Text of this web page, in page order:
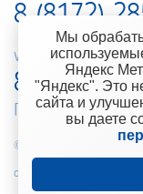
8 (8172)
web-
8 900
Горячая линия
© 2010-2021 Компания
отделочных материалов
Мы
Яндекс
"Яндекс". Это
сайта и
вы даете